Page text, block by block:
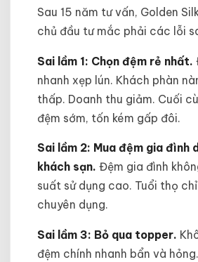
Sau 15 năm tư vấn, Golden
chủ đầu tư mắc phải các lỗi
Sai lầm 1: Chọn đệm rẻ nhất.
nhanh xẹp lún. Khách phàn
thấp. Doanh thu giảm. Cuối
đệm sớm, tốn kém gấp đôi.
Sai lầm 2: Mua đệm gia đình
khách sạn. Đệm gia đình
suất sử dụng cao. Tuổi thọ
chuyên dụng.
Sai lầm 3: Bỏ qua topper.
đệm chính nhanh bẩn và